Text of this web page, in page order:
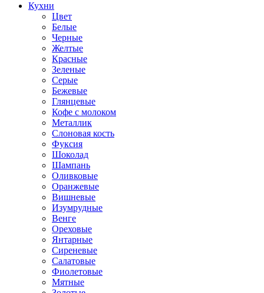
Кухни
Цвет
Белые
Черные
Желтые
Красные
Зеленые
Серые
Бежевые
Глянцевые
Кофе с молоком
Металлик
Слоновая кость
Фуксия
Шоколад
Шампань
Оливковые
Оранжевые
Вишневые
Изумрудные
Венге
Ореховые
Янтарные
Сиреневые
Салатовые
Фиолетовые
Мятные